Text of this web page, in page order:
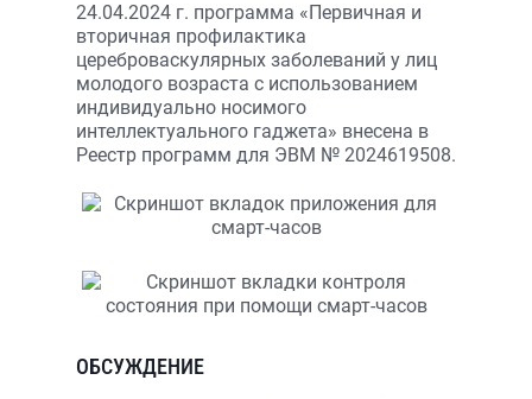
24.04.2024 г. программа «Первичная и
вторичная профилактика
цереброваскулярных заболеваний у лиц
молодого возраста с использованием
индивидуально носимого
интеллектуального гаджета» внесена в
Реестр программ для ЭВМ № 2024619508.
ОБСУЖДЕНИЕ